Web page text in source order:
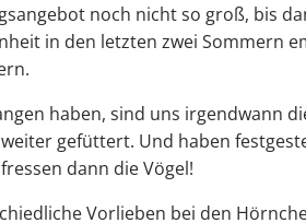
noch nicht so groß, bis
in den letzten zwei Sommern
haben, sind uns irgendwann
gefüttert. Und haben
dann die Vögel!
Vorlieben bei den